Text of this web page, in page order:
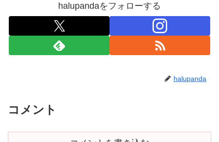
halupandaをフォローする
halupanda
コメント